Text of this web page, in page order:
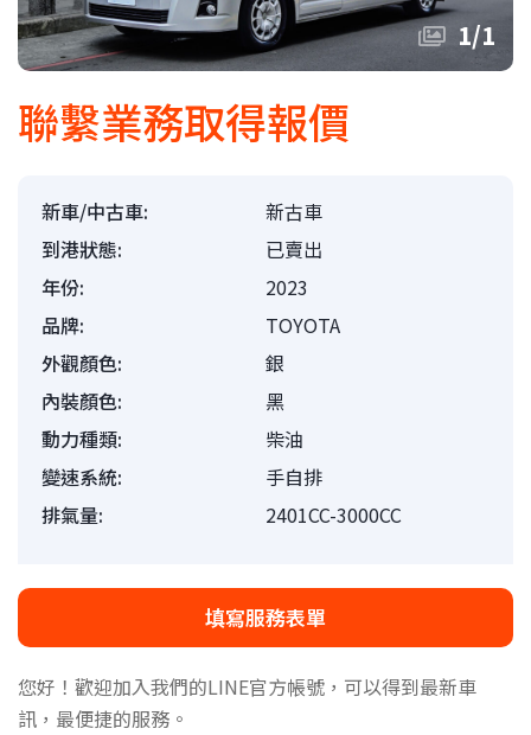
1/1
聯繫業務取得報價
新車/中古車:
新古車
到港狀態:
已賣出
年份:
2023
品牌:
TOYOTA
外觀顏色:
銀
內裝顏色:
黑
動力種類:
柴油
變速系統:
手自排
排氣量:
2401CC-3000CC
填寫服務表單
您好！歡迎加入我們的LINE官方帳號，可以得到最新車
訊，最便捷的服務。